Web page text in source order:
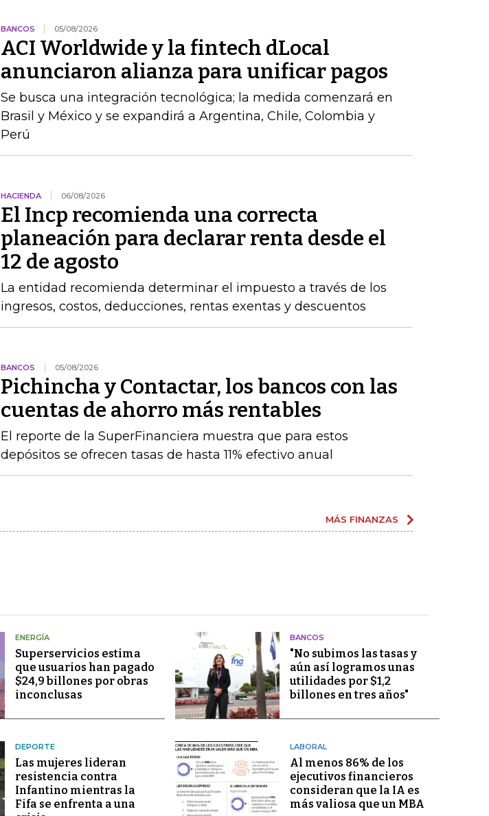
BANCOS 05/08/2026
ACI Worldwide y la fintech dLocal
anunciaron alianza para unificar pagos
Se busca una integración tecnológica; la medida comenzará en
Brasil y México y se expandirá a Argentina, Chile, Colombia y
Perú
HACIENDA 06/08/2026
El Incp recomienda una correcta
planeación para declarar renta desde el
12 de agosto
La entidad recomienda determinar el impuesto a través de los
ingresos, costos, deducciones, rentas exentas y descuentos
BANCOS 05/08/2026
Pichincha y Contactar, los bancos con las
cuentas de ahorro más rentables
El reporte de la SuperFinanciera muestra que para estos
depósitos se ofrecen tasas de hasta 11% efectivo anual
MÁS FINANZAS
ENERGÍA
Superservicios estima
que usuarios han pagado
$24,9 billones por obras
inconclusas
BANCOS
"No subimos las tasas y
aún así logramos unas
utilidades por $1,2
billones en tres años"
DEPORTE
Las mujeres lideran
resistencia contra
Infantino mientras la
Fifa se enfrenta a una
LABORAL
Al menos 86% de los
ejecutivos financieros
consideran que la IA es
más valiosa que un MBA